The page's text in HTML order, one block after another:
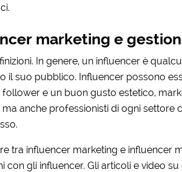
marketing e
In genere, un influencer è
il suo pubblico. Influencer possono
e un buon gusto estetico,
anche professionisti di ogni settore
tra influencer marketing e influencer
con gli influencer. Gli articoli e video